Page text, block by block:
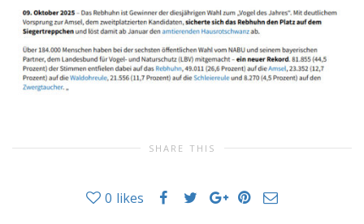
SHARE THIS
0 likes